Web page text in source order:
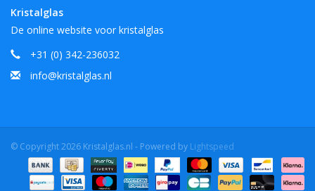
Kristalglas
De online website voor kristalglas
+31 (0) 342-236032
info@kristalglas.nl
© Copyright 2026 Kristalglas.nl - Powered by Lightspeed